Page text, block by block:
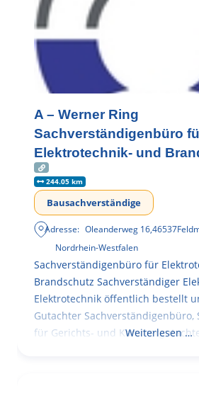
A – Werner Ring
Sachverständigenbüro
Elektrotechnik- und
244.05 km
Bausachverständige
Adresse: Oleanderweg 16,46537
Nordrhein-Westfalen
Sachverständigenbüro für
Brandschutz Sachverständiger
Elektrotechnik öffentlich bestellt
Gutachter Sachverständigenbüro,
für Gerichts- und
Weiterlesen …